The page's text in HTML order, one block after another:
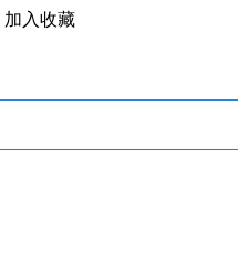
加入收藏